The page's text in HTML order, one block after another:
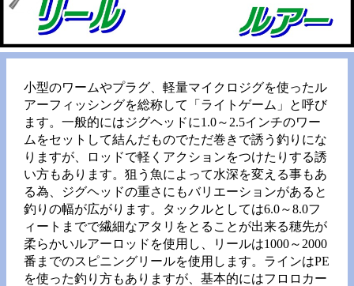
小型のワームやプラグ、軽量マイクロジグを使ったル
アーフィッシングを総称して「ライトゲーム」と呼び
ます。一般的にはジグヘッドに1.0～2.5インチのワー
ムをセットして結んだものでただ巻きで誘う釣りにな
りますが、ロッドで軽くアクションをつけたりする誘
い方もあります。狙う魚によって水深を変える事もあ
る為、ジグヘッドの重さにもバリエーションがあると
釣りの幅が広がります。タックルとしては6.0～8.0フ
ィートまでで繊細なアタリをとることが出来る穂先が
柔らかいルアーロッドを使用し、リールは1000～2000
番までのスピニングリールを使用します。ラインはPE
を使った釣り方もありますが、基本的にはフロロカー